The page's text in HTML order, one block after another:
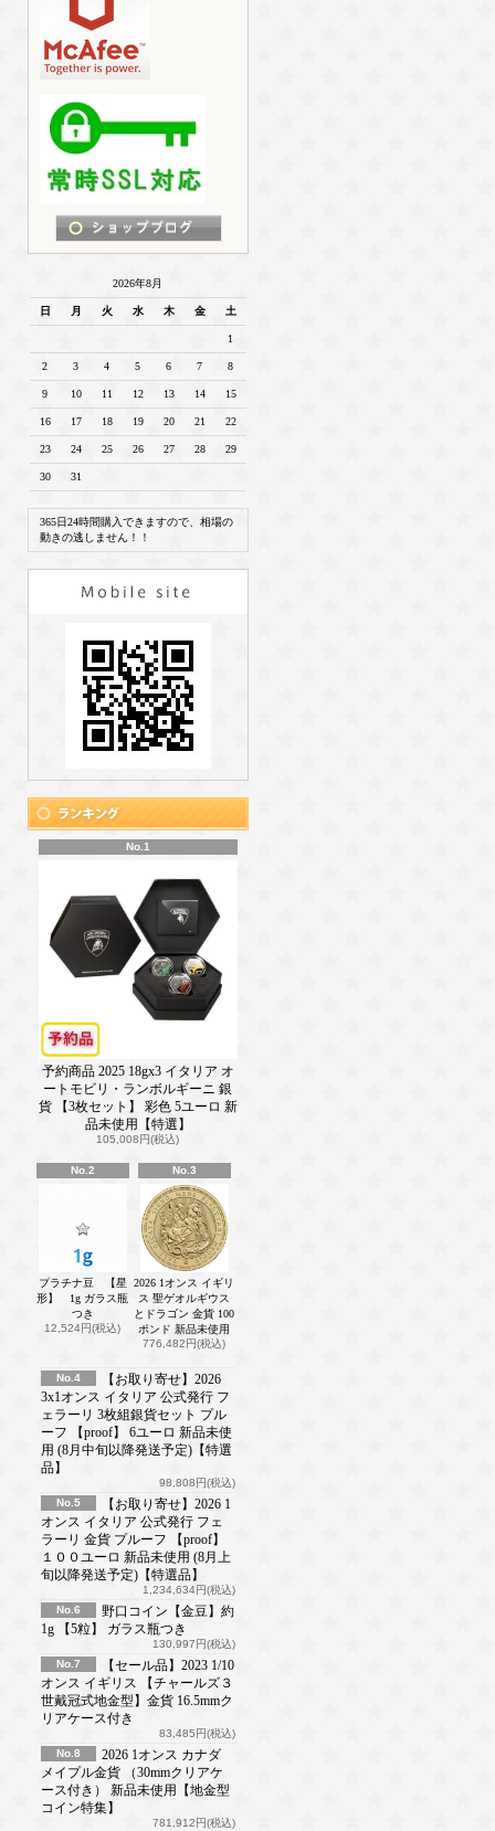
2026年8月
日 月 火 水 木 金 土
1
2 3 4 5 6 7 8
9 10 11 12 13 14 15
16 17 18 19 20 21 22
23 24 25 26 27 28 29
30 31
365日24時間購入できますので、相場の
動きの逃しません！！
No.1
予約商品 2025 18gx3 イタリア オ
ートモビリ・ランボルギーニ 銀
貨 【3枚セット】 彩色 5ユーロ 新
品未使用【特選】
105,008円(税込)
No.2
プラチナ豆 【星
形】 1g ガラス瓶
つき
12,524円(税込)
No.3
2026 1オンス イギリ
ス 聖ゲオルギウス
とドラゴン 金貨 100
ポンド 新品未使用
776,482円(税込)
No.4
【お取り寄せ】2026
3x1オンス イタリア 公式発行 フ
ェラーリ 3枚組銀貨セット プル
ーフ 【proof】 6ユーロ 新品未使
用 (8月中旬以降発送予定)【特選
品】
98,808円(税込)
No.5
【お取り寄せ】2026 1
オンス イタリア 公式発行 フェ
ラーリ 金貨 プルーフ 【proof】
１００ユーロ 新品未使用 (8月上
旬以降発送予定)【特選品】
1,234,634円(税込)
No.6
野口コイン【金豆】約
1g 【5粒】 ガラス瓶つき
130,997円(税込)
No.7
【セール品】2023 1/10
オンス イギリス 【チャールズ３
世戴冠式地金型】金貨 16.5mmク
リアケース付き
83,485円(税込)
No.8
2026 1オンス カナダ
メイプル金貨 （30mmクリアケ
ース付き） 新品未使用【地金型
コイン特集】
781,912円(税込)